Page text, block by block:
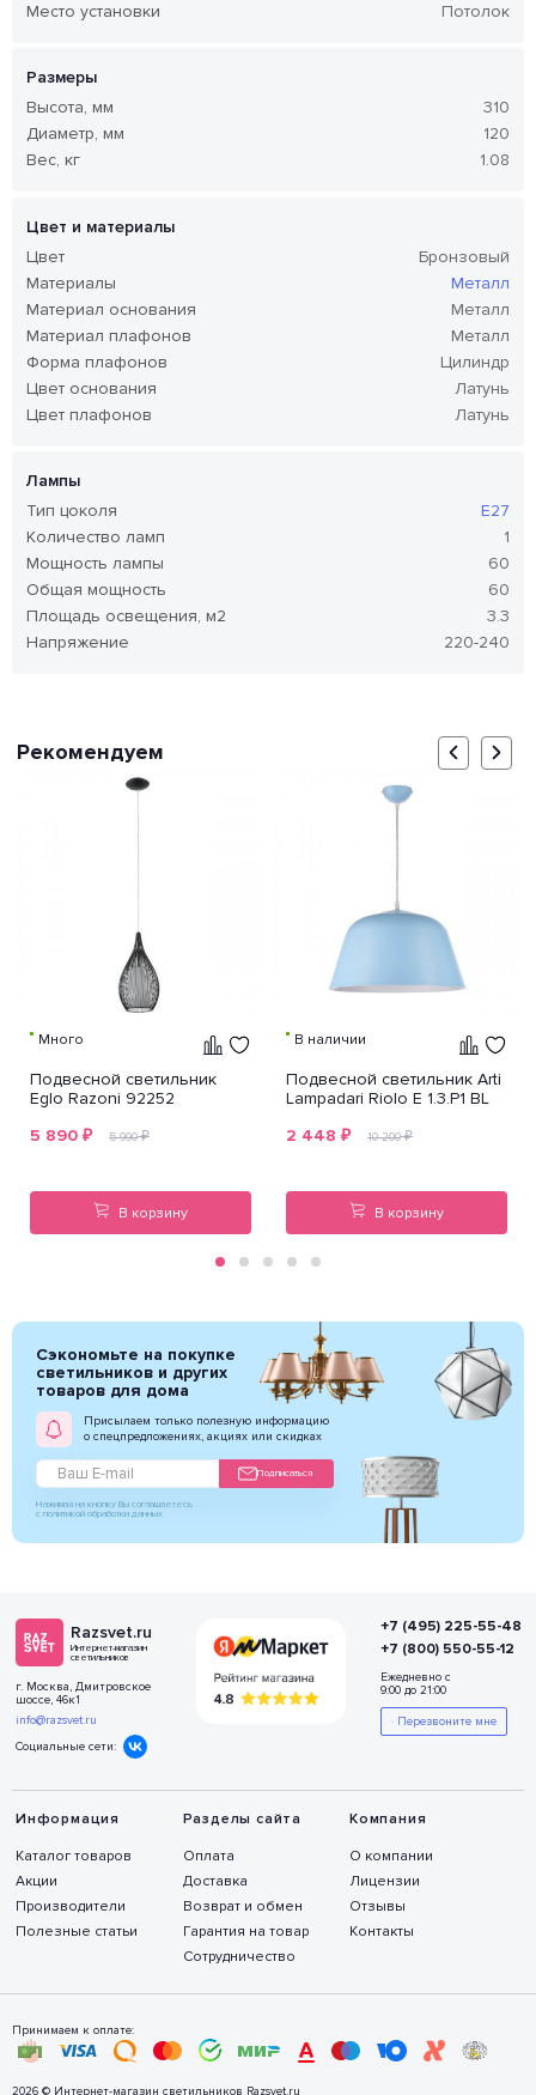
Место установки
Потолок
Размеры
Высота, мм
310
Диаметр, мм
120
Вес, кг
1.08
Цвет и материалы
Цвет
Бронзовый
Материалы
Металл
Материал основания
Металл
Материал плафонов
Металл
Форма плафонов
Цилиндр
Цвет основания
Латунь
Цвет плафонов
Латунь
Лампы
Тип цоколя
E27
Количество ламп
1
Мощность лампы
60
Общая мощность
60
Площадь освещения, м2
3.3
Напряжение
220-240
Рекомендуем
Много
Подвесной светильник
Eglo Razoni 92252
5 890 ₽ 5 990₽
В корзину
В наличии
Подвесной светильник Arti
Lampadari Riolo E 1.3.P1 BL
2 448 ₽ 10 200₽
В корзину
Сэкономьте на покупке
светильников и других
товаров для дома
Присылаем только полезную информацию
о спецпредложениях, акциях или скидках
Подписаться
Нажимая на кнопку Вы соглашаетесь
с политикой обработки данных
Razsvet.ru
Интернет-магазин
светильников
г. Москва, Дмитровское
шоссе, 46к1
info@razsvet.ru
Социальные сети:
Информация
Каталог товаров
Акции
Производители
Полезные статьи
Разделы сайта
Оплата
Доставка
Возврат и обмен
Гарантия на товар
Сотрудничество
Компания
О компании
Лицензии
Отзывы
Контакты
+7 (495) 225-55-48
+7 (800) 550-55-12
Ежедневно с
9:00 до 21:00
Перезвоните мне
Принимаем к оплате:
2026 © Интернет-магазин светильников Razsvet.ru